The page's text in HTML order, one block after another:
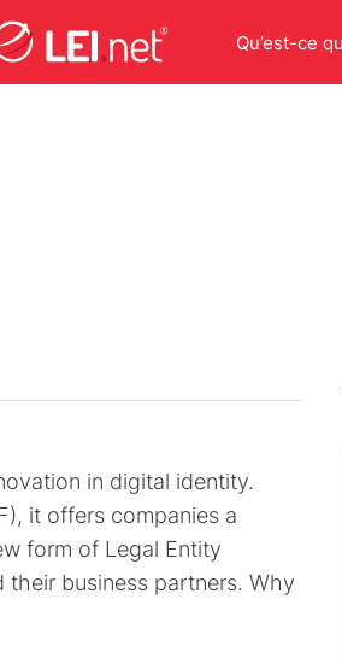
Qu’est-ce
in digital identity.
it offers companies a
form of Legal Entity
their business partners. Why